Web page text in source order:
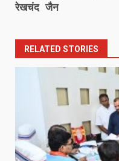
रेखचंद जैन
RELATED STORIES